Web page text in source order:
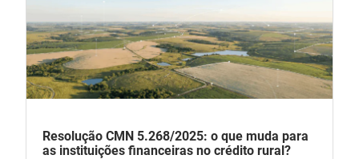
Resolução CMN 5.268/2025: o que muda para
as instituições financeiras no crédito rural?